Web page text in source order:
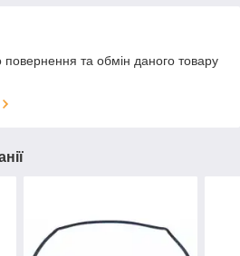
та обмін даного товару